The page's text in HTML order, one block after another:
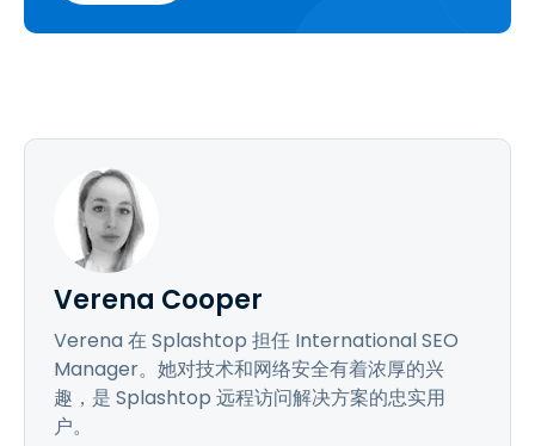
Verena Cooper
Verena 在 Splashtop 担任 International SEO
Manager。她对技术和网络安全有着浓厚的兴
趣，是 Splashtop 远程访问解决方案的忠实用
户。